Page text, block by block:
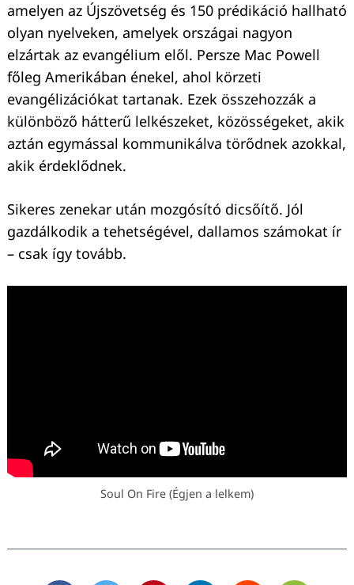
amelyen az Újszövetség és 150 prédikáció hallható
olyan nyelveken, amelyek országai nagyon
elzártak az evangélium elől. Persze Mac Powell
főleg Amerikában énekel, ahol körzeti
evangélizációkat tartanak. Ezek összehozzák a
különböző hátterű lelkészeket, közösségeket, akik
aztán egymással kommunikálva törődnek azokkal,
akik érdeklődnek.
Sikeres zenekar után mozgósító dicsőítő. Jól
gazdálkodik a tehetségével, dallamos számokat ír
– csak így tovább.
Soul On Fire (Égjen a lelkem)